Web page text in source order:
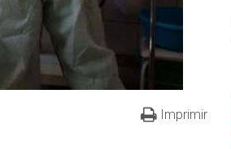
Imprimir